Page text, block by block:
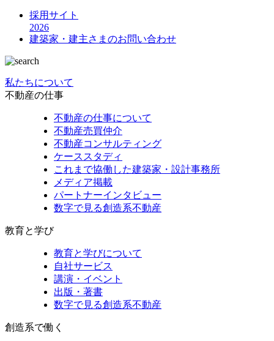
採用サイト
2026
建築家・建主さまのお問い合わせ
私たちについて
不動産の仕事
不動産の仕事について
不動産売買仲介
不動産コンサルティング
ケーススタディ
これまで協働した建築家・設計事務所
メディア掲載
パートナーインタビュー
数字で見る創造系不動産
教育と学び
教育と学びについて
自社サービス
講演・イベント
出版・著書
数字で見る創造系不動産
創造系で働く